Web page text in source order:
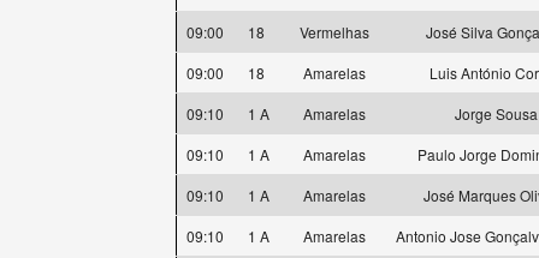
09:00
18 Vermelhas
José Silva
09:00
18 Amarelas
Luis António
09:10
1 A Amarelas
Jorge Sousa
09:10
1 A Amarelas
Paulo Jorge
09:10
1 A Amarelas
José Marques
09:10
1 A Amarelas Antonio Jose